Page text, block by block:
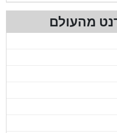
מהעולם